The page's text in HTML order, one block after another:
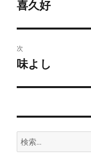
ビ
ゲ
ー
ン
前
投
稿:
喜久好
次
次
投
味よし
検
索: